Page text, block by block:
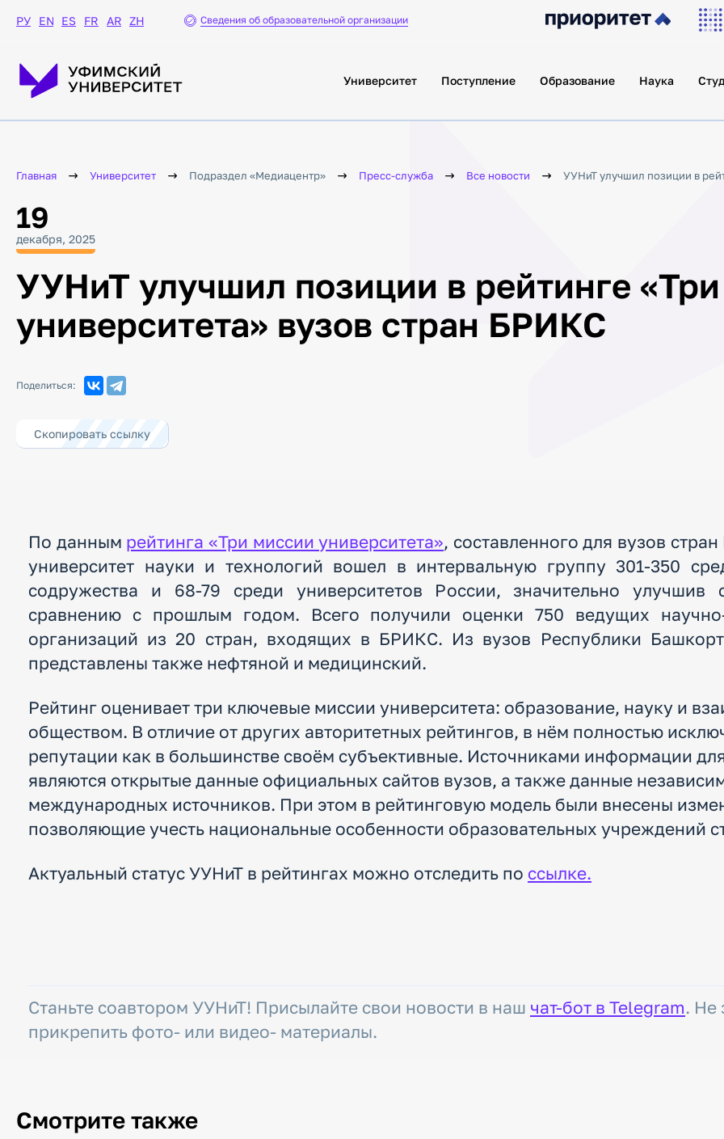
РУ EN ES FR AR ZH Сведения об образовательной организации
Университет Поступление Образование Наука
Главная Университет Подраздел «Медиацентр» Пресс-служба Все новости УУНиТ улучшил позиции в
19
декабря, 2025
УУНиТ улучшил позиции в рейтинге
университета» вузов стран БРИКС
Поделиться:
Скопировать ссылку
По данным рейтинга «Три миссии университета», составленного для вузов
университет науки и технологий вошел в интервальную группу 301-350
содружества и 68-79 среди университетов России, значительно
сравнению с прошлым годом. Всего получили оценки 750 ведущих научно-
организаций из 20 стран, входящих в БРИКС. Из вузов Республики
представлены также нефтяной и медицинский.
Рейтинг оценивает три ключевые миссии университета: образование, науку и
обществом. В отличие от других авторитетных рейтингов, в нём полностью
репутации как в большинстве своём субъективные. Источниками информации
являются открытые данные официальных сайтов вузов, а также данные
международных источников. При этом в рейтинговую модель были внесены
позволяющие учесть национальные особенности образовательных учреждений
Актуальный статус УУНиТ в рейтингах можно отследить по ссылке.
Станьте соавтором УУНиТ! Присылайте свои новости в наш чат-бот в Telegram. Не
прикрепить фото- или видео- материалы.
Смотрите также
Координационный
Сайт Координационного
центра
молодежной среде
Профилактика буллинга
Гармонизация
межнациональных
отношений в молодежной
среде
экстремизма в
молодежной среде